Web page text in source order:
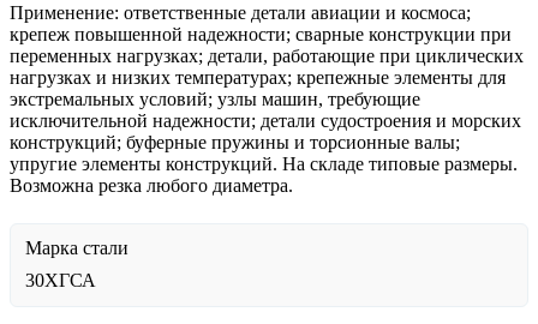
Применение: ответственные детали авиации и космоса;
крепеж повышенной надежности; сварные конструкции при
переменных нагрузках; детали, работающие при циклических
нагрузках и низких температурах; крепежные элементы для
экстремальных условий; узлы машин, требующие
исключительной надежности; детали судостроения и морских
конструкций; буферные пружины и торсионные валы;
упругие элементы конструкций. На складе типовые размеры.
Возможна резка любого диаметра.
Марка стали
30ХГСА